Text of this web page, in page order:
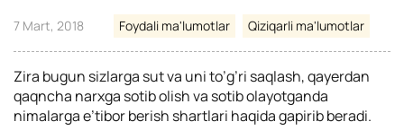
7 Mart, 2018 Foydali ma'lumotlar Qiziqarli ma'lumotlar
Zira bugun sizlarga sut va uni to’g’ri saqlash, qayerdan
qaqncha narxga sotib olish va sotib olayotganda
nimalarga e’tibor berish shartlari haqida gapirib beradi.